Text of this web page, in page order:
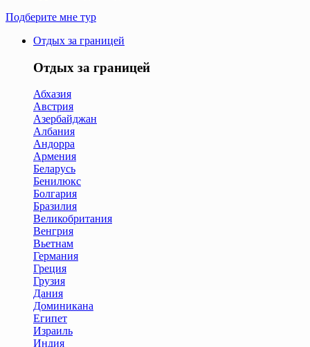
Подберите мне тур
Отдых за границей
Отдых за границей
Абхазия
Австрия
Азербайджан
Албания
Андорра
Армения
Беларусь
Бенилюкс
Болгария
Бразилия
Великобритания
Венгрия
Вьетнам
Германия
Греция
Грузия
Дания
Доминикана
Египет
Израиль
Индия